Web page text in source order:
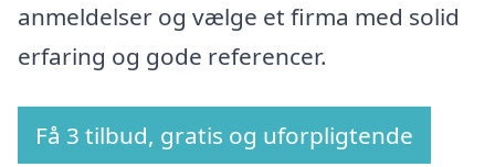
anmeldelser og vælge et firma med solid
erfaring og gode referencer.
Få 3 tilbud, gratis og uforpligtende